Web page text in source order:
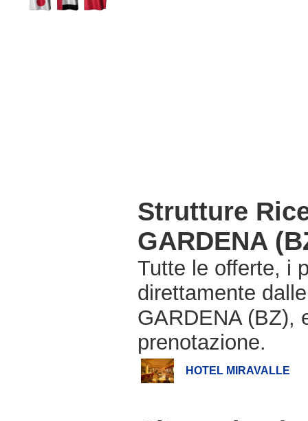
Strutture
GARDENA
Tutte le offerte, i
direttamente
GARDENA (BZ),
prenotazione.
HOTEL MIRAVALLE